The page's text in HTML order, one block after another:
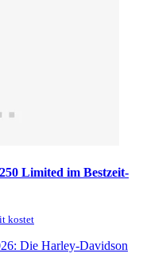
Limited im Bestzeit-
kostet
Die Harley-Davidson